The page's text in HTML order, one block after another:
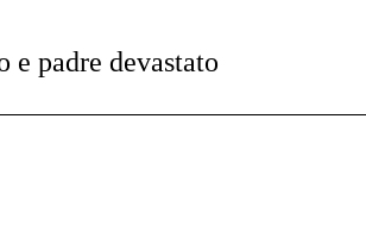
e padre devastato